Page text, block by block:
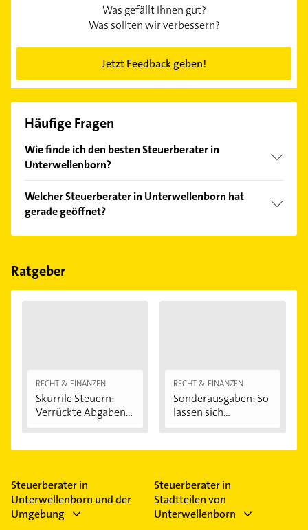
Was gefällt Ihnen gut?
Was sollten wir verbessern?
Jetzt Feedback geben!
Häufige Fragen
Wie finde ich den besten Steuerberater in
Unterwellenborn?
Kundenmeinungen und profitieren Sie von den
Empfehlungen. Die Suchergebnisse können Sie sich
einfach nachBewertungensortiert anzeigen lassen.
Welcher Steuerberater in Unterwellenborn hat
gerade geöffnet?
Im Anbieter-Bereich finden Sie alleÖffnungszeiten.
Feiertagen abweichen können.
Ratgeber
RECHT & FINANZEN
Skurrile Steuern:
Verrückte Abgaben...
RECHT & FINANZEN
Sonderausgaben: So
lassen sich...
Steuerberater in
Unterwellenborn und der
Umgebung
Steuerberater in
Stadtteilen von
Unterwellenborn